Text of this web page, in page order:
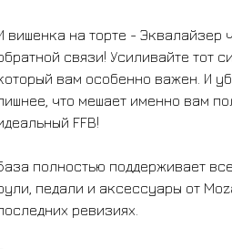
вишенка на торте - Эквалайзер
связи! Усиливайте тот
вам особенно важен. И
что мешает именно вам
FFB!
полностью поддерживает
педали и аксессуары от
ревизиях.